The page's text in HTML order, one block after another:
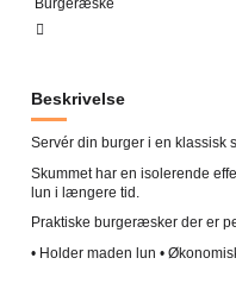
Burgeræske
Beskrivelse
Servér din burger i en klassisk
Skummet har en isolerende
lun i længere tid.
Praktiske burgeræsker der er
• Holder maden lun •